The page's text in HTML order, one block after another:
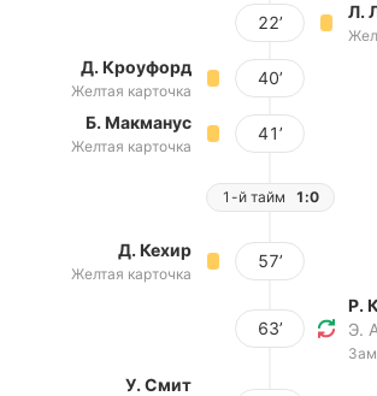
22’
Л.
Д. Кроуфорд
Желтая карточка
40’
Б. Макманус
Желтая карточка
41’
1-й тайм 1:0
Д. Кехир
Желтая карточка
57’
63’
Р.
Э.
У. Смит